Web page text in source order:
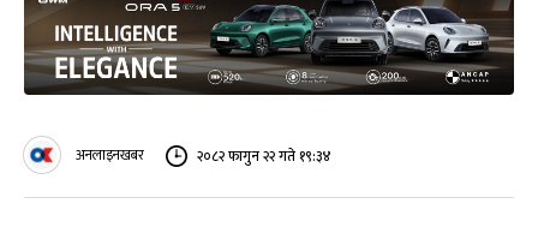
अनलाइनखबर २०८२ फागुन २२ गते १९:३४